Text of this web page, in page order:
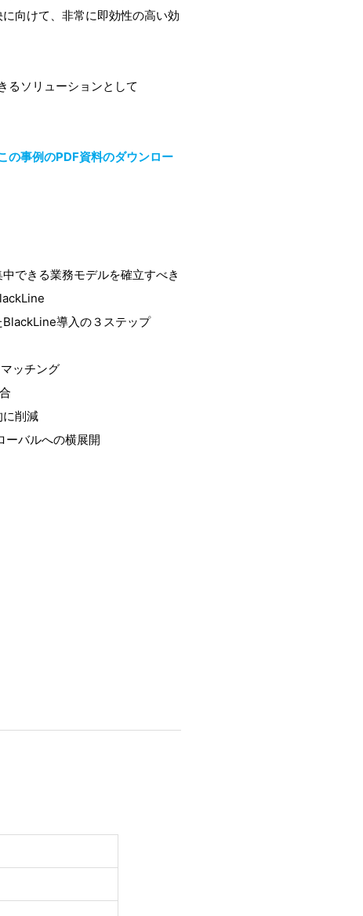
向けて、非常に即効性の高い効
るソリューションとして
の事例のPDF資料のダウンロー
できる業務モデルを確立すべき
BlackLine導入の３ステップ
ッチング
に削減
ーバルへの横展開